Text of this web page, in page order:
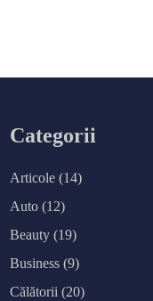
Categorii
Articole (14)
Auto (12)
Beauty (19)
Business (9)
Călătorii (20)